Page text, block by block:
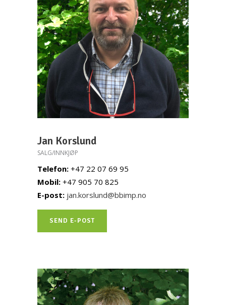
Jan Korslund
SALG/INNKJØP
Telefon: +47 22 07 69 95
Mobil: +47 905 70 825
E-post: jan.korslund@bbimp.no
SEND E-POST